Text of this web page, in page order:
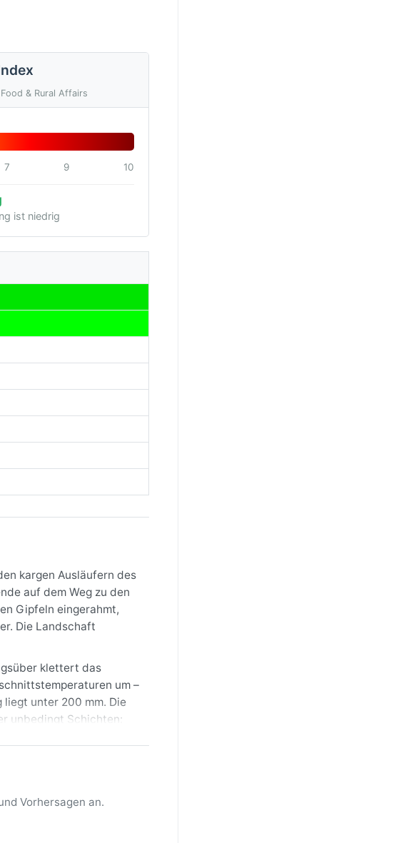
& Rural Affairs
7 9 10
ist niedrig
kargen Ausläufern des
auf dem Weg zu den
Gipfeln eingerahmt,
Die Landschaft
klettert das
um –
liegt unter 200 mm. Die
unbedingt Schichten:
See zum Baden einlädt.
– dann fegen starke
im Winter, die
plötzliche Böen, die
Vorhersagen an.